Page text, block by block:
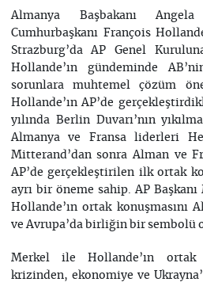
Almanya Başbakanı
Cumhurbaşkanı François
Strazburg’da AP Genel
Hollande’ın gündeminde
sorunlara muhtemel çözüm
Hollande’ın AP’de
yılında Berlin Duvarı’nın
Almanya ve Fransa liderleri
Mitterand’dan sonra Alman ve
AP’de gerçekleştirilen ilk ortak
ayrı bir öneme sahip. AP
Hollande’ın ortak konuşmasını
ve Avrupa’da birliğin bir sembolü
Merkel ile Hollande’ın ortak
krizinden, ekonomiye ve